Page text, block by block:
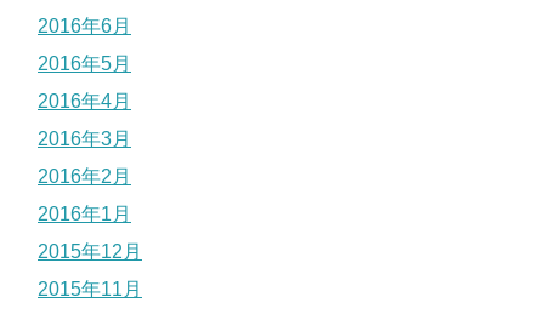
2016年6月
2016年5月
2016年4月
2016年3月
2016年2月
2016年1月
2015年12月
2015年11月